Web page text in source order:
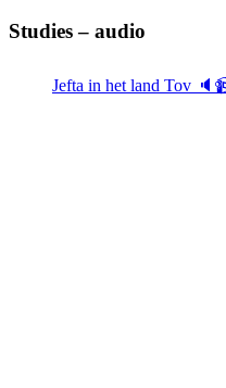
Studies – audio
Jefta in het land Tov